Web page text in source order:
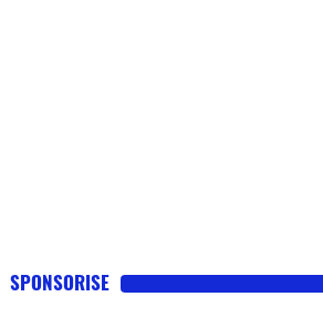
SPONSORISE